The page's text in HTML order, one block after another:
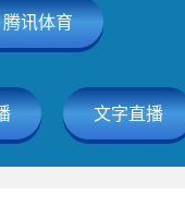
腾讯体育
文字直播